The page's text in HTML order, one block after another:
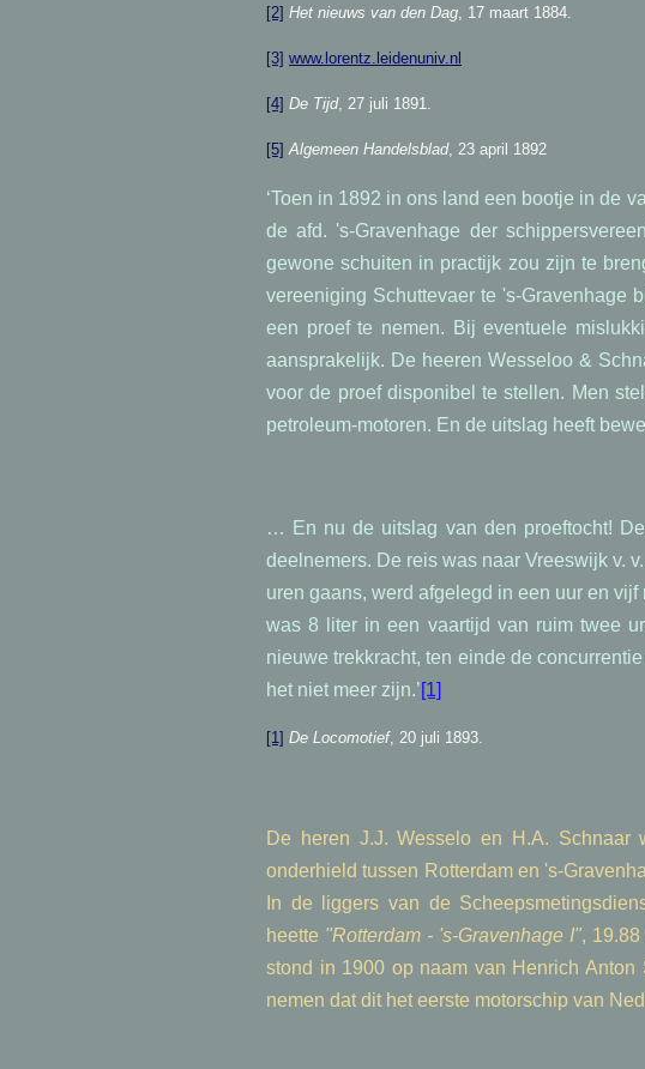
[2] Het nieuws van den Dag, 17 maart 1884.
[3] www.lorentz.leidenuniv.nl
[4] De Tijd, 27 juli 1891.
[5] Algemeen Handelsblad, 23 april 1892
‘Toen in 1892 in ons land een bootje in de
de afd. 's-Gravenhage der
gewone schuiten in practijk zou zijn te
vereeniging Schuttevaer te 's-Gravenhage
een proef te nemen. Bij eventuele
aansprakelijk. De heeren Wesseloo &
voor de proef disponibel te stellen. Men
petroleum-motoren. En de uitslag heeft
… En nu de uitslag van den proeftocht!
deelnemers. De reis was naar Vreeswijk v.
uren gaans, werd afgelegd in een uur en
was 8 liter in een vaartijd van ruim twee
nieuwe trekkracht, ten einde de
het niet meer zijn.’[1]
[1] De Locomotief, 20 juli 1893.
De heren J.J. Wesselo en H.A. Schnaar
onderhield tussen Rotterdam en 's-
In de liggers van de
heette "Rotterdam - 's-Gravenhage I",
stond in 1900 op naam van Henrich
nemen dat dit het eerste motorschip van